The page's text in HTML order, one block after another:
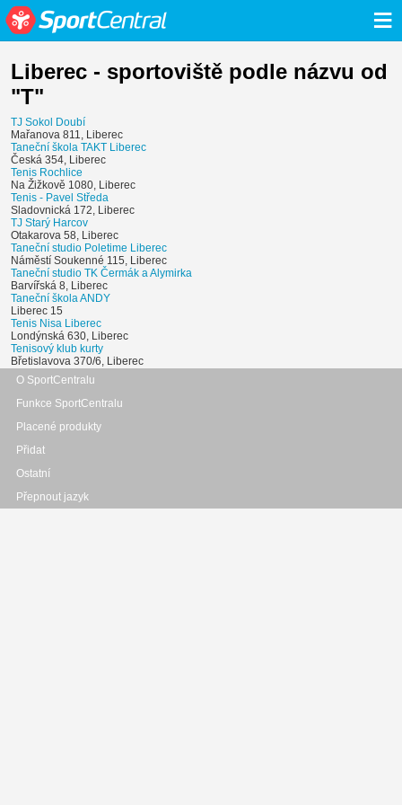
≡
Liberec - sportoviště podle názvu od
"T"
TJ Sokol Doubí
Mařanova 811, Liberec
Taneční škola TAKT Liberec
Česká 354, Liberec
Tenis Rochlice
Na Žižkově 1080, Liberec
Tenis - Pavel Středa
Sladovnická 172, Liberec
TJ Starý Harcov
Otakarova 58, Liberec
Taneční studio Poletime Liberec
Náměstí Soukenné 115, Liberec
Taneční studio TK Čermák a Alymirka
Barvířská 8, Liberec
Taneční škola ANDY
Liberec 15
Tenis Nisa Liberec
Londýnská 630, Liberec
Tenisový klub kurty
Břetislavova 370/6, Liberec
O SportCentralu
Funkce SportCentralu
Placené produkty
Přidat
Ostatní
Přepnout jazyk